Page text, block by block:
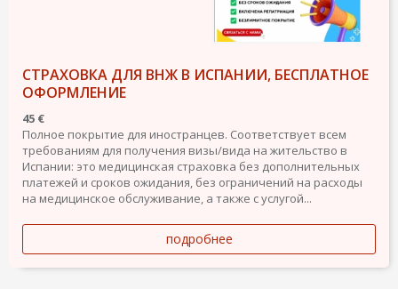
СТРАХОВКА ДЛЯ ВНЖ В ИСПАНИИ, БЕСПЛАТНОЕ
ОФОРМЛЕНИЕ
45 €
Полное покрытие для иностранцев. Соответствует всем
требованиям для получения визы/вида на жительство в
Испании: это медицинская страховка без дополнительных
платежей и сроков ожидания, без ограничений на расходы
на медицинское обслуживание, а также с услугой...
подробнее